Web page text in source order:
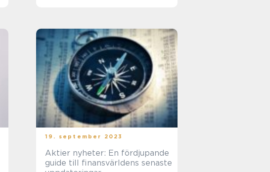
19. september 2023
Aktier nyheter: En fördjupande
guide till finansvärldens senaste